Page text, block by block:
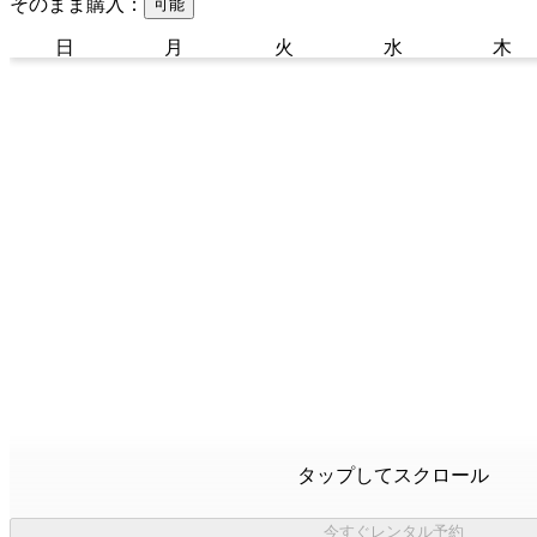
可能
日 月 火 水 木
タップしてスクロール
今すぐレンタル予約